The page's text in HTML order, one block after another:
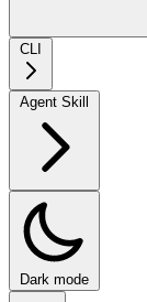
CLI
Agent Skill
Dark mode